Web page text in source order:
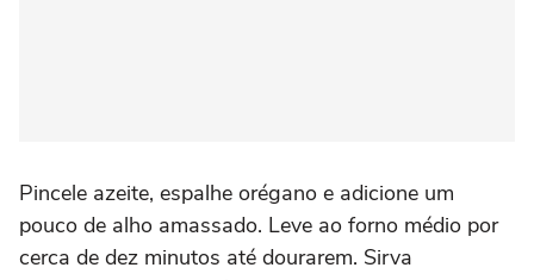
Pincele azeite, espalhe orégano e adicione um
pouco de alho amassado. Leve ao forno médio por
cerca de dez minutos até dourarem. Sirva